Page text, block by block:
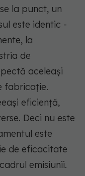
la punct, un
este identic -
la
de
aceleași
fabricație.
eficiență,
Deci nu este
este
de eficacitate
emisiunii.